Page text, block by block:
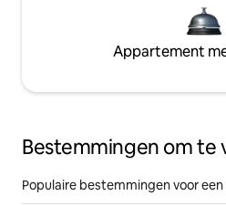
Appartement
Bestemmingen om te
Populaire bestemmingen voor